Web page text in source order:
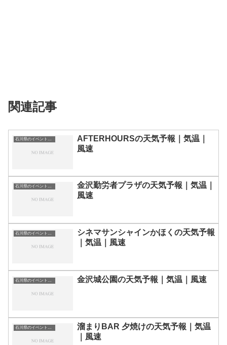
関連記事
石川県のイベント会場一覧
AFTERHOURSの天気予報｜気温｜
風速
石川県のイベント会場一覧
金沢勤労者プラザの天気予報｜気温｜
風速
石川県のイベント会場一覧
シネマサンシャインかほくの天気予報
｜気温｜風速
石川県のイベント会場一覧 金沢城公園の天気予報｜気温｜風速
石川県のイベント会場一覧
溜まりBAR 夕焼けの天気予報｜気温
｜風速